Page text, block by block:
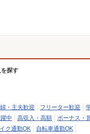
探す
・主夫歓迎 フリーター歓迎
中 高収入・高額
ボーナス・
ク通勤OK
自転車通勤OK